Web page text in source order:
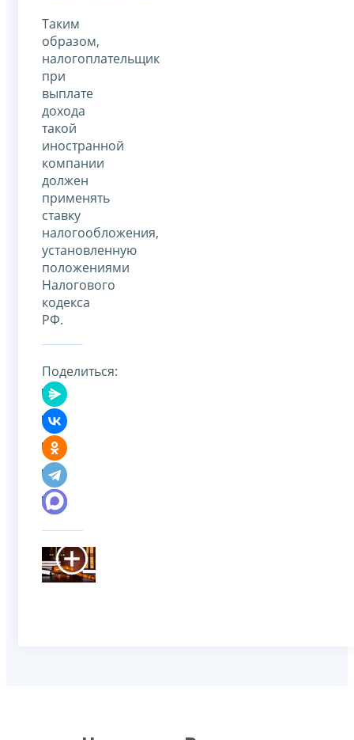
Таким
образом,
налогоплательщик
при
выплате
дохода
такой
иностранной
компании
должен
применять
ставку
налогообложения,
установленную
положениями
Налогового
кодекса
РФ.
Поделиться: